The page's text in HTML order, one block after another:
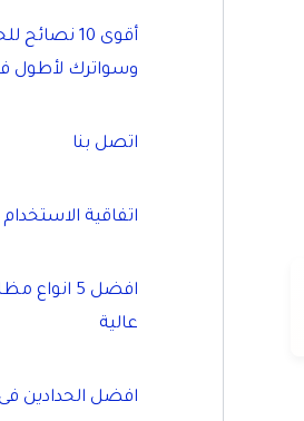
أقوى 10
وسواترك لأطول
اتصل بنا
اتفاقية الاستخدام
افضل 5
عالية
افضل الحدادين